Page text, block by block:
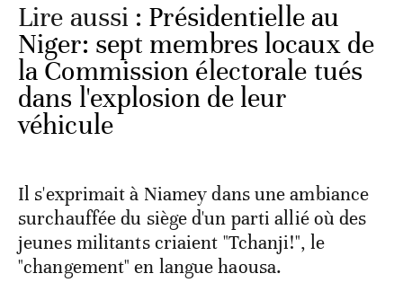
Lire aussi : Présidentielle au
Niger: sept membres locaux de
la Commission électorale tués
dans l'explosion de leur
véhicule
Il s'exprimait à Niamey dans une ambiance
surchauffée du siège d'un parti allié où des
jeunes militants criaient "Tchanji!", le
"changement" en langue haousa.